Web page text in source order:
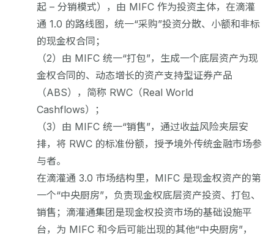
起 – 分销模式），由 MIFC 作为投资主体，在滴灌
通 1.0 的路线图，统一“采购”投资分散、小额和非标
的现金权合同；
（2）由 MIFC 统一“打包”，生成一个底层资产为现
金权合同的、动态增长的资产支持型证券产品
（ABS），简称 RWC（Real World
Cashflows）；
（3）由 MIFC 统一“销售”，通过收益风险夹层安
排，将 RWC 的标准份额，授予境外传统金融市场参
与者。
在滴灌通 3.0 市场结构里，MIFC 是现金权资产的第
一个“中央厨房”，负责现金权底层资产投资、打包、
销售；滴灌通集团是现金权投资市场的基础设施平
台，为 MIFC 和今后可能出现的其他“中央厨房”，